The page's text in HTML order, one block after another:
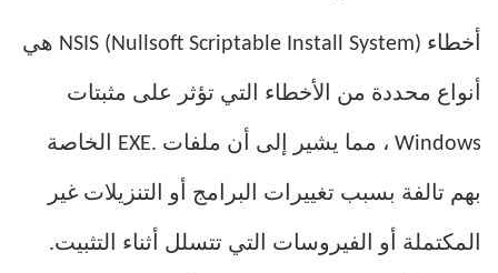
أخطاء NSIS (Nullsoft Scriptable Install System) هي
أنواع محددة من الأخطاء التي تؤثر على مثبتات
Windows ، مما يشير إلى أن ملفات .EXE الخاصة
بهم تالفة بسبب تغييرات البرامج أو التنزيلات غير
المكتملة أو الفيروسات التي تتسلل أثناء التثبيت.